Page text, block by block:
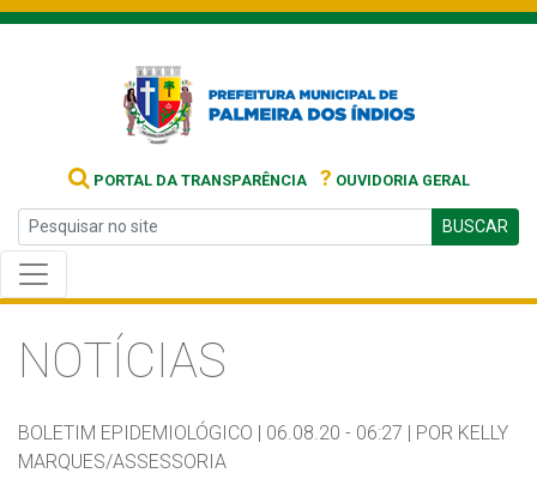
PORTAL DA TRANSPARÊNCIA ? OUVIDORIA GERAL
BUSCAR
NOTÍCIAS
BOLETIM EPIDEMIOLÓGICO | 06.08.20 - 06:27 | POR KELLY
MARQUES/ASSESSORIA